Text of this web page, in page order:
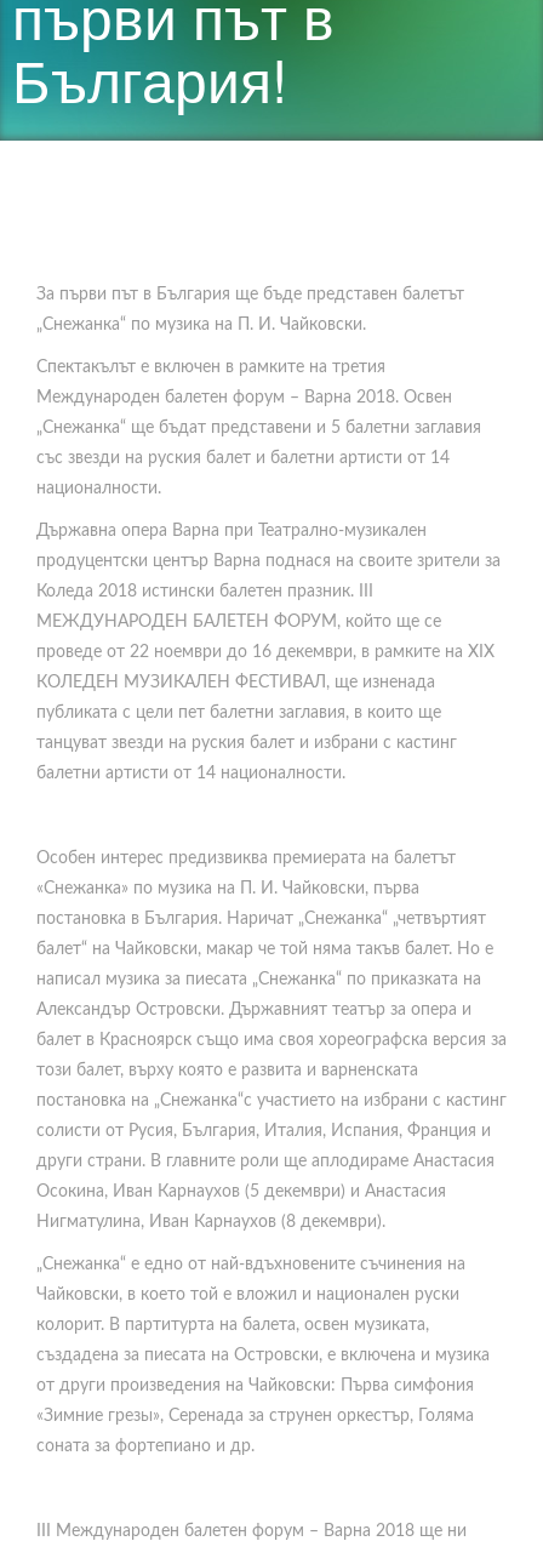
България!
За първи път в България ще бъде представен балетът
„Снежанка“ по музика на П. И. Чайковски.
Спектакълът е включен в рамките на третия
Международен балетен форум – Варна 2018. Освен
„Снежанка“ ще бъдат представени и 5 балетни заглавия
със звезди на руския балет и балетни артисти от 14
националности.
Държавна опера Варна при Театрално-музикален
продуцентски център Варна поднася на своите зрители за
Коледа 2018 истински балетен празник. III
МЕЖДУНАРОДЕН БАЛЕТЕН ФОРУМ, който ще се
проведе от 22 ноември до 16 декември, в рамките на XIX
КОЛЕДЕН МУЗИКАЛЕН ФЕСТИВАЛ, ще изненада
публиката с цели пет балетни заглавия, в които ще
танцуват звезди на руския балет и избрани с кастинг
балетни артисти от 14 националности.
Особен интерес предизвиква премиерата на балетът
«Снежанка» по музика на П. И. Чайковски, първа
постановка в България. Наричат „Снежанка“ „четвъртият
балет“ на Чайковски, макар че той няма такъв балет. Но е
написал музика за пиесата „Снежанка“ по приказката на
Александър Островски. Държавният театър за опера и
балет в Красноярск също има своя хореографска версия за
този балет, върху която е развита и варненската
постановка на „Снежанка“с участието на избрани с кастинг
солисти от Русия, България, Италия, Испания, Франция и
други страни. В главните роли ще аплодираме Анастасия
Осокина, Иван Карнаухов (5 декември) и Анастасия
Нигматулина, Иван Карнаухов (8 декември).
„Снежанка“ е едно от най-вдъхновените съчинения на
Чайковски, в което той е вложил и национален руски
колорит. В партитурта на балета, освен музиката,
създадена за пиесата на Островски, е включена и музика
от други произведения на Чайковски: Първа симфония
«Зимние грезы», Серенада за струнен оркестър, Голяма
соната за фортепиано и др.
III Международен балетен форум – Варна 2018 ще ни